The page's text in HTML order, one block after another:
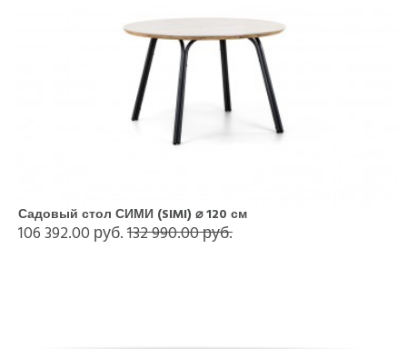
Садовый стол СИМИ (SIMI) ⌀ 120 см
106 392.00 руб.132 990.00 руб.